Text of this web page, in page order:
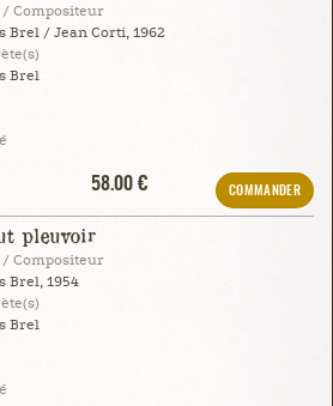
Compositeur
Brel / Jean Corti, 1962
Brel
58.00 €
COMMANDER
pleuvoir
Compositeur
Brel, 1954
Brel